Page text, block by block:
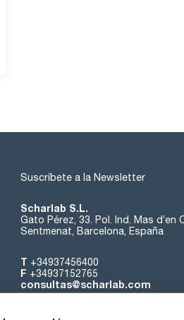
Suscríbete a la Newsletter
Scharlab S.L.
Gato Pérez, 33. Pol. Ind. Mas d’en
Sentmenat, Barcelona, España
T +34937456400
F +34937152765
consultas@scharlab.com